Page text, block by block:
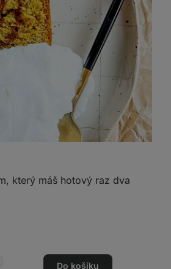
který máš hotový raz dva
Do košíku